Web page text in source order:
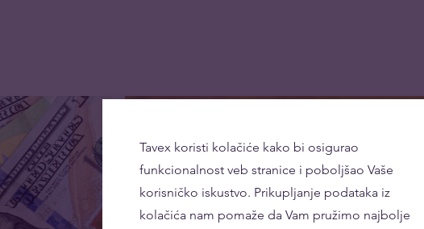
Tavex koristi kolačiće kako bi osigurao
funkcionalnost veb stranice i poboljšao Vaše
korisničko iskustvo. Prikupljanje podataka iz
kolačića nam pomaže da Vam pružimo najbolje